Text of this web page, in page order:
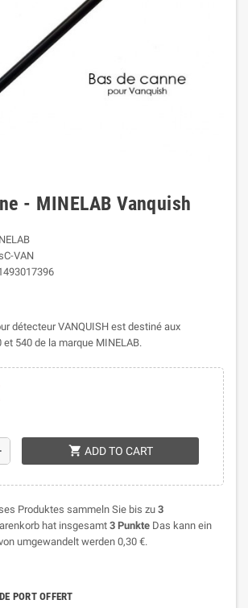
- MINELAB Vanquish
VAN
détecteur VANQUISH est destiné aux
540 de la marque MINELAB.
shopping_cart ADD TO CART
Produktes sammeln Sie bis zu 3
hat insgesamt 3 Punkte Das kann ein
umgewandelt werden 0,30 €.
PORT OFFERT